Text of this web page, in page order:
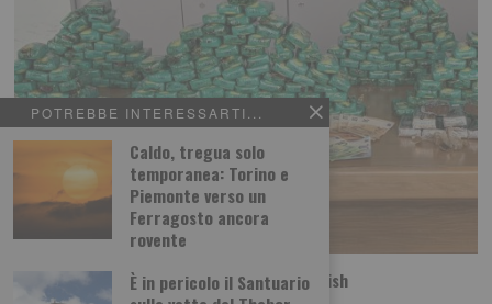
POTREBBE INTERESSARTI...
Caldo, tregua solo
temporanea: Torino e
Piemonte verso un
Ferragosto ancora
rovente
È in pericolo il Santuario
Spaccio: la polizia sequestra 33 kg di hashish